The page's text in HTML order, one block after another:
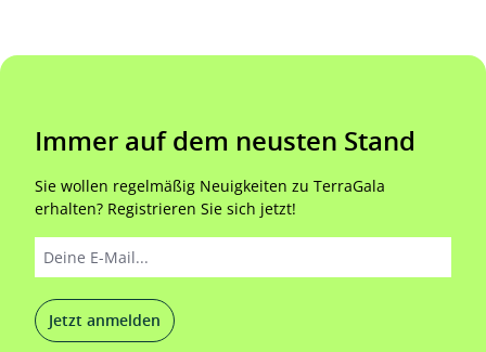
Immer auf dem neusten Stand
Sie wollen regelmäßig Neuigkeiten zu TerraGala
erhalten? Registrieren Sie sich jetzt!
Jetzt anmelden